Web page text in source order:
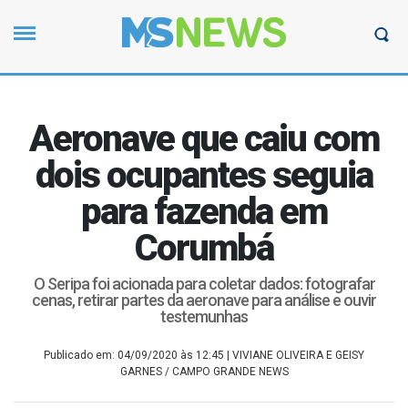
Aeronave que caiu com
dois ocupantes seguia
para fazenda em
Corumbá
O Seripa foi acionada para coletar dados: fotografar
cenas, retirar partes da aeronave para análise e ouvir
testemunhas
Publicado em: 04/09/2020 às 12:45
| VIVIANE OLIVEIRA E GEISY
GARNES / CAMPO GRANDE NEWS